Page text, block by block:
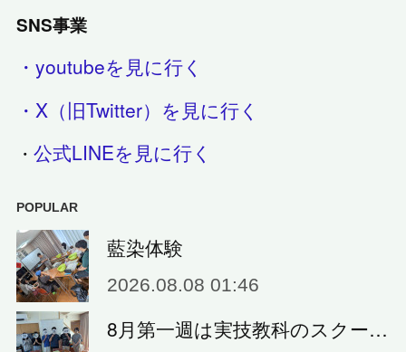
SNS事業
・youtubeを見に行く
・X（旧Twitter）を見に行く
・公式LINEを見に行く
POPULAR
藍染体験
2026.08.08 01:46
8月第一週は実技教科のスクー…